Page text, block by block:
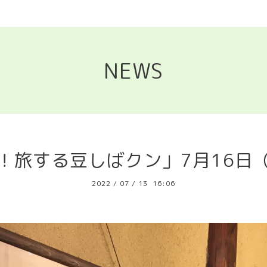
NEWS
旅する豆しばクン」7月16日
2022 / 07 / 13 16:06